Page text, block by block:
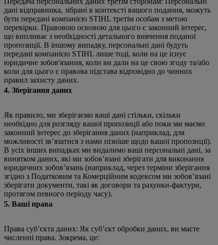
дані відправника, зібрані в контексті вашого подання, можуть
бути передані компанією STIHL третім особам з метою
перевірки. Правовою основою для цього є законний інтерес,
що випливає з необхідності детального вивчення поданої
пропозиції. В іншому випадку, персональні дані будуть
передані компанією STIHL лише тоді, коли на це існує
юридичне зобов'язання, коли ви дали на це свою згоду та/або
коли для цього є правова підстава відповідно до чинних
правил захисту даних.
4. Зберігання даних
Як правило, ми зберігаємо ваші дані стільки, скільки
необхідно для розгляду вашої пропозиції або поки ми маємо
законний інтерес до зберігання даних (наприклад, для
можливості зв’язатися з нами пізніше щодо вашої пропозиції).
В усіх інших випадках ми видалимо ваші персональні дані, за
винятком даних, які ми зобов’язані зберігати для виконання
юридичних зобов’язань (наприклад, через терміни зберігання
згідно з Податковим та Комерційним кодексом ми зобов’язані
зберігати документи, такі як договори та рахунки-фактури,
протягом певного періоду часу).
5. Ваші права
Права суб’єкта даних: Як суб’єкт обробки даних, ви маєте
численні права. Зокрема, це: